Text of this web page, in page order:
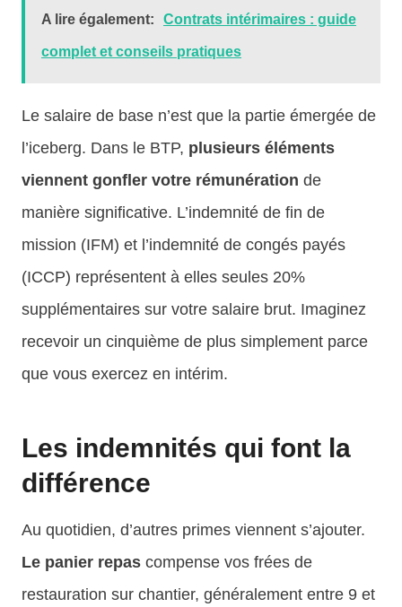
A lire également: Contrats intérimaires : guide
complet et conseils pratiques
Le salaire de base n’est que la partie émergée de
l’iceberg. Dans le BTP, plusieurs éléments
viennent gonfler votre rémunération de
manière significative. L’indemnité de fin de
mission (IFM) et l’indemnité de congés payés
(ICCP) représentent à elles seules 20%
supplémentaires sur votre salaire brut. Imaginez
recevoir un cinquième de plus simplement parce
que vous exercez en intérim.
Les indemnités qui font la
différence
Au quotidien, d’autres primes viennent s’ajouter.
Le panier repas compense vos frées de
restauration sur chantier, généralement entre 9 et